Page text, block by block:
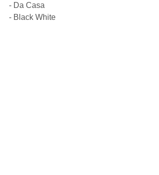
- Da Casa
- Black White